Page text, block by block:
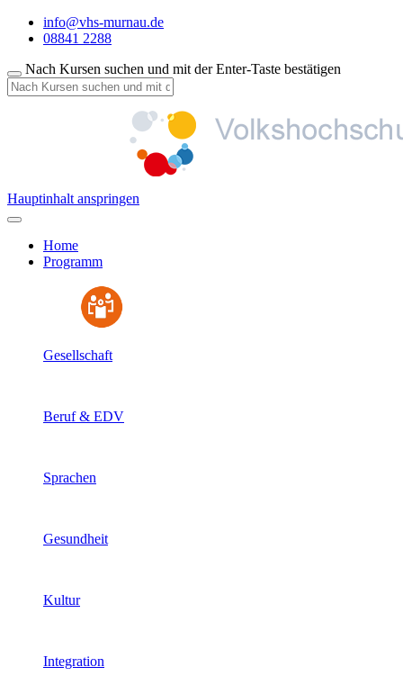
info@vhs-murnau.de
08841 2288
Nach Kursen suchen und mit der Enter-Taste bestätigen
Hauptinhalt anspringen
Home
Programm
Gesellschaft
Beruf & EDV
Sprachen
Gesundheit
Kultur
Integration